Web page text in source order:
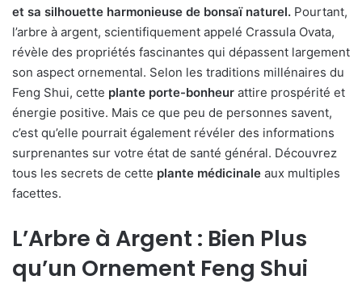
et sa silhouette harmonieuse de bonsaï naturel. Pourtant,
l’arbre à argent, scientifiquement appelé Crassula Ovata,
révèle des propriétés fascinantes qui dépassent largement
son aspect ornemental. Selon les traditions millénaires du
Feng Shui, cette plante porte-bonheur attire prospérité et
énergie positive. Mais ce que peu de personnes savent,
c’est qu’elle pourrait également révéler des informations
surprenantes sur votre état de santé général. Découvrez
tous les secrets de cette plante médicinale aux multiples
facettes.
L’Arbre à Argent : Bien Plus
qu’un Ornement Feng Shui